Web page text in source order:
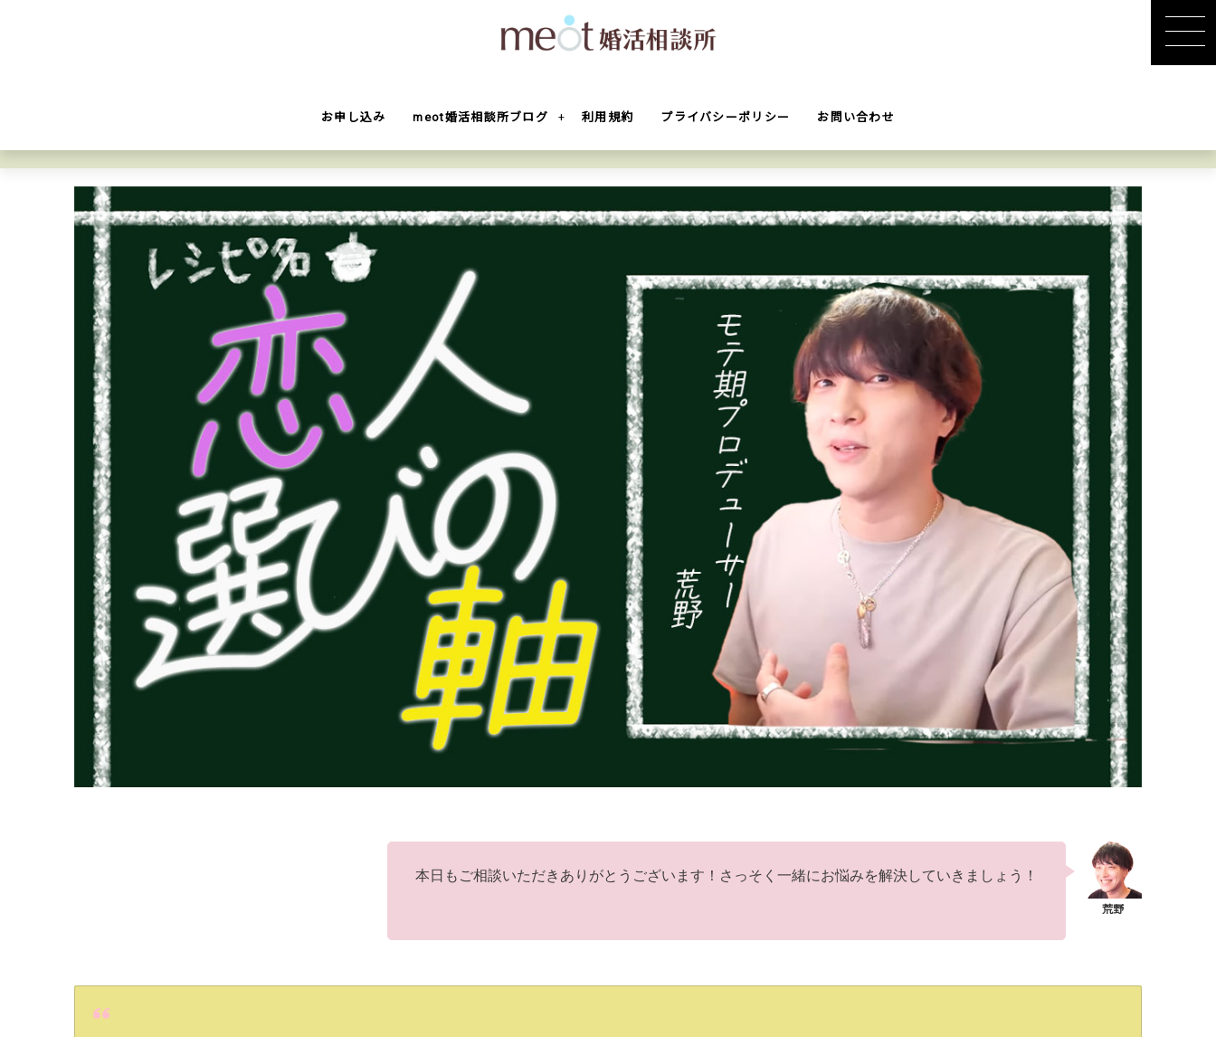
お申し込み meot婚活相談所ブログ
2024年7月20日
この夏、恋を発展させる方
法
最速でコミュ障を克服する確実な方法
【愛嬌30倍】男がキュンと
する女子のリアクション
2024年6月29日
【５選】これだけでLINEが
劇的に改善する！
2024年6月22日
個性を活かして婚活で勝つ
方法
2024年6月15日
結婚したいなら今の〇〇を
利用規約 プライバシーポリシー お問い合わせ
本日もご相談いただきありがとうございます！さっそく一緒にお悩みを解決していきましょう！